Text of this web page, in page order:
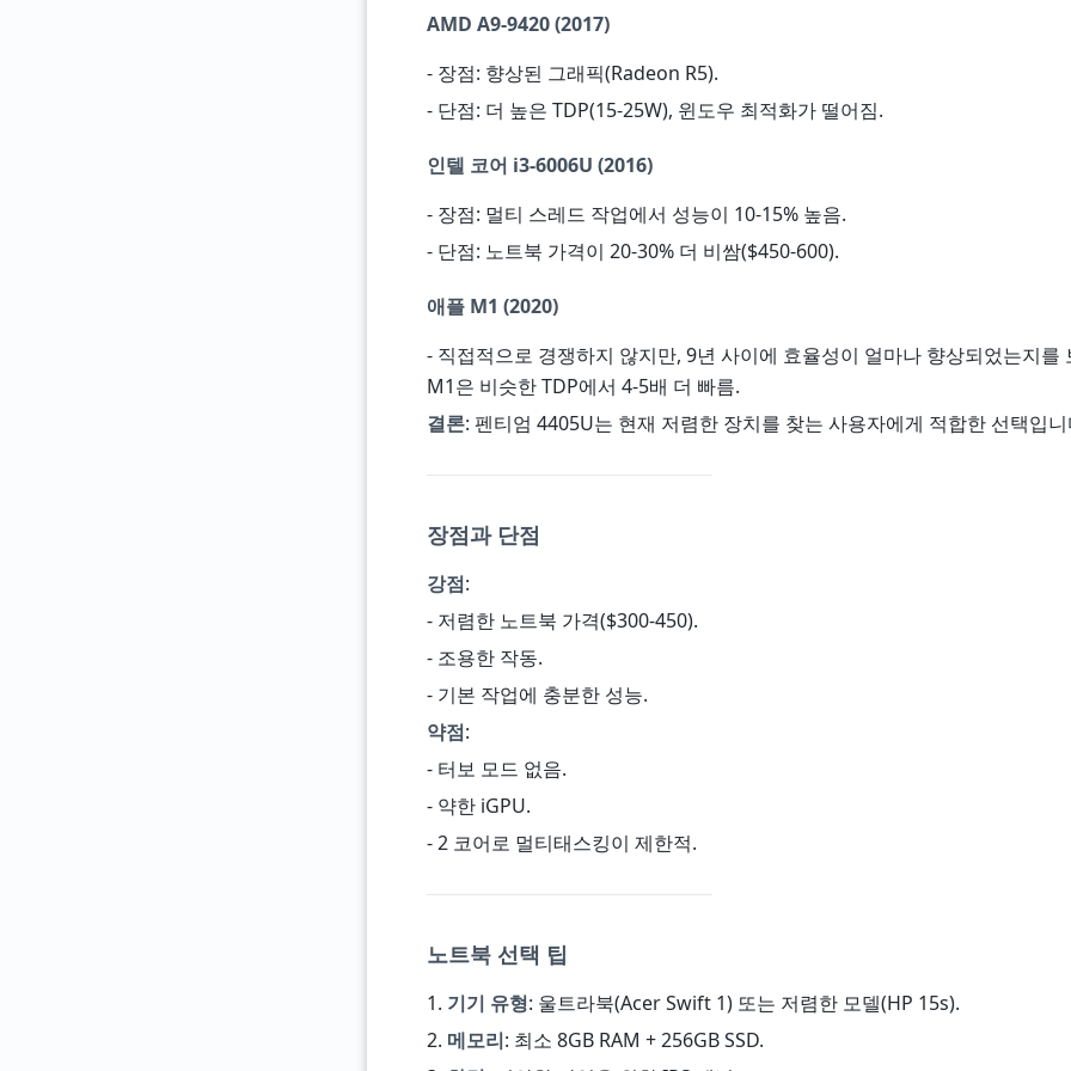
AMD A9-9420 (2017)
- 장점: 향상된 그래픽(Radeon R5).
- 단점: 더 높은 TDP(15-25W), 윈도우 최적화가 떨어짐.
인텔 코어 i3-6006U (2016)
- 장점: 멀티 스레드 작업에서 성능이 10-15% 높음.
- 단점: 노트북 가격이 20-30% 더 비쌈($450-600).
애플 M1 (2020)
- 직접적으로 경쟁하지 않지만, 9년 사이에 효율성이 얼마나 향상되었는지를
M1은 비슷한 TDP에서 4-5배 더 빠름.
결론: 펜티엄 4405U는 현재 저렴한 장치를 찾는 사용자에게 적합한 선택입니
장점과 단점
강점:
- 저렴한 노트북 가격($300-450).
- 조용한 작동.
- 기본 작업에 충분한 성능.
약점:
- 터보 모드 없음.
- 약한 iGPU.
- 2 코어로 멀티태스킹이 제한적.
노트북 선택 팁
1. 기기 유형: 울트라북(Acer Swift 1) 또는 저렴한 모델(HP 15s).
2. 메모리: 최소 8GB RAM + 256GB SSD.